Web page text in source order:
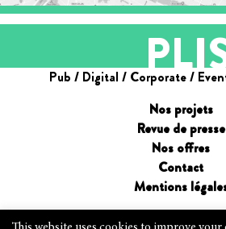
Pub / Digital / Corporate /
Nos projets
Revue de presse
Nos offres
Contact
Mentions